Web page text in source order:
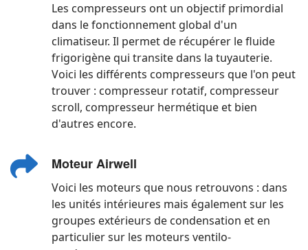
Les compresseurs ont un objectif primordial
dans le fonctionnement global d'un
climatiseur. Il permet de récupérer le fluide
frigorigène qui transite dans la tuyauterie.
Voici les différents compresseurs que l'on peut
trouver : compresseur rotatif, compresseur
scroll, compresseur hermétique et bien
d'autres encore.
Moteur Airwell
Voici les moteurs que nous retrouvons : dans
les unités intérieures mais également sur les
groupes extérieurs de condensation et en
particulier sur les moteurs ventilo-